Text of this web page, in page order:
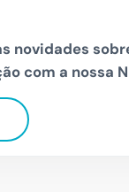
novidades
com a nossa